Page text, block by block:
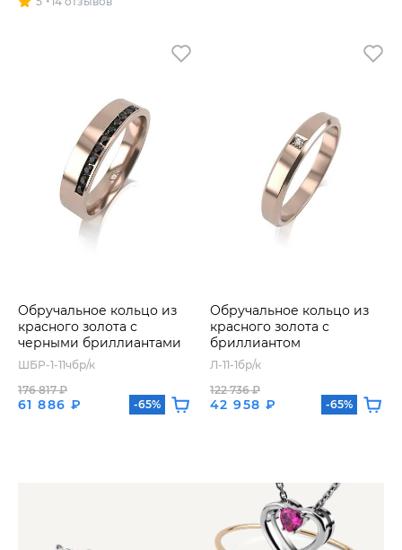
Обручальное кольцо из
красного золота с
черными бриллиантами
ШБР-1-11чбр/к
61 886 ₽
176 817 ₽
-65%
Обручальное кольцо из
красного золота с
бриллиантом
Л-11-1бр/к
42 958 ₽
122 736 ₽
-65%